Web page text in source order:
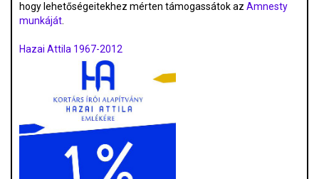
hogy lehetőségeitekhez mérten támogassátok az Amnesty
munkáját.
Hazai Attila 1967-2012